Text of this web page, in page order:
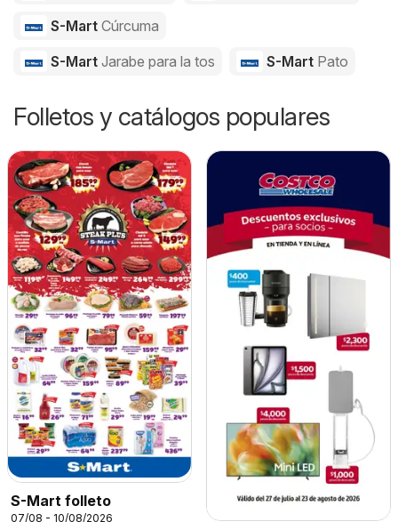
S-Mart Cúrcuma
S-Mart Jarabe para la tos S-Mart Pato
Folletos y catálogos populares
S-Mart folleto
07/08 - 10/08/2026